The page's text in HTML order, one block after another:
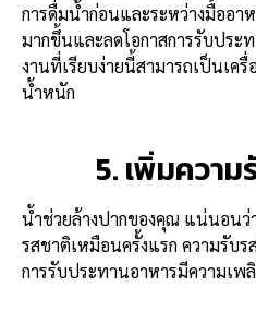
การดื่มน้ำก่อนและระหว่างมื้ออา
มากขึ้นและลดโอกาสการรับประ
งานที่เรียบง่ายนี้สามารถเป็นเค
น้ำหนัก
5. เพิ่มควา
น้ำช่วยล้างปากของคุณ แน่นอนว่
รสชาติเหมือนครั้งแรก ความรับ
การรับประทานอาหารมีความเพ